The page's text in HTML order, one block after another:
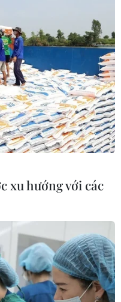
Trung
mưa
Lắk
cá
gốc
nhân
xu hướng với các